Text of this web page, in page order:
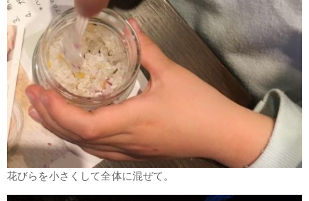
花びらを小さくして全体に混ぜて。